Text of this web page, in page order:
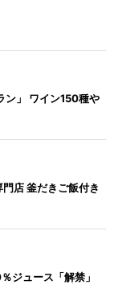
ン」 ワイン150種や
店 釜だきご飯付き
ジュース「解禁」